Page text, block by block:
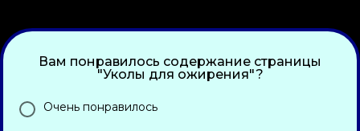
Вам понравилось содержание страницы
"Уколы для ожирения"?
Очень понравилось